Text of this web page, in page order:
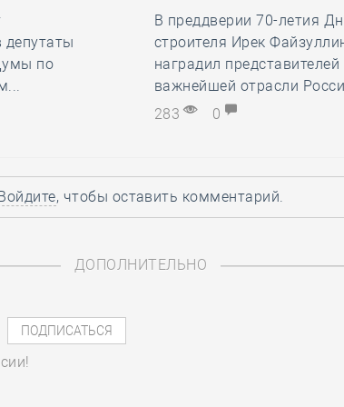
депутаты
по
В преддверии 70-летия
строителя Ирек
наградил представителей
важнейшей отрасли
283
0
, чтобы оставить комментарий.
ДОПОЛНИТЕЛЬНО